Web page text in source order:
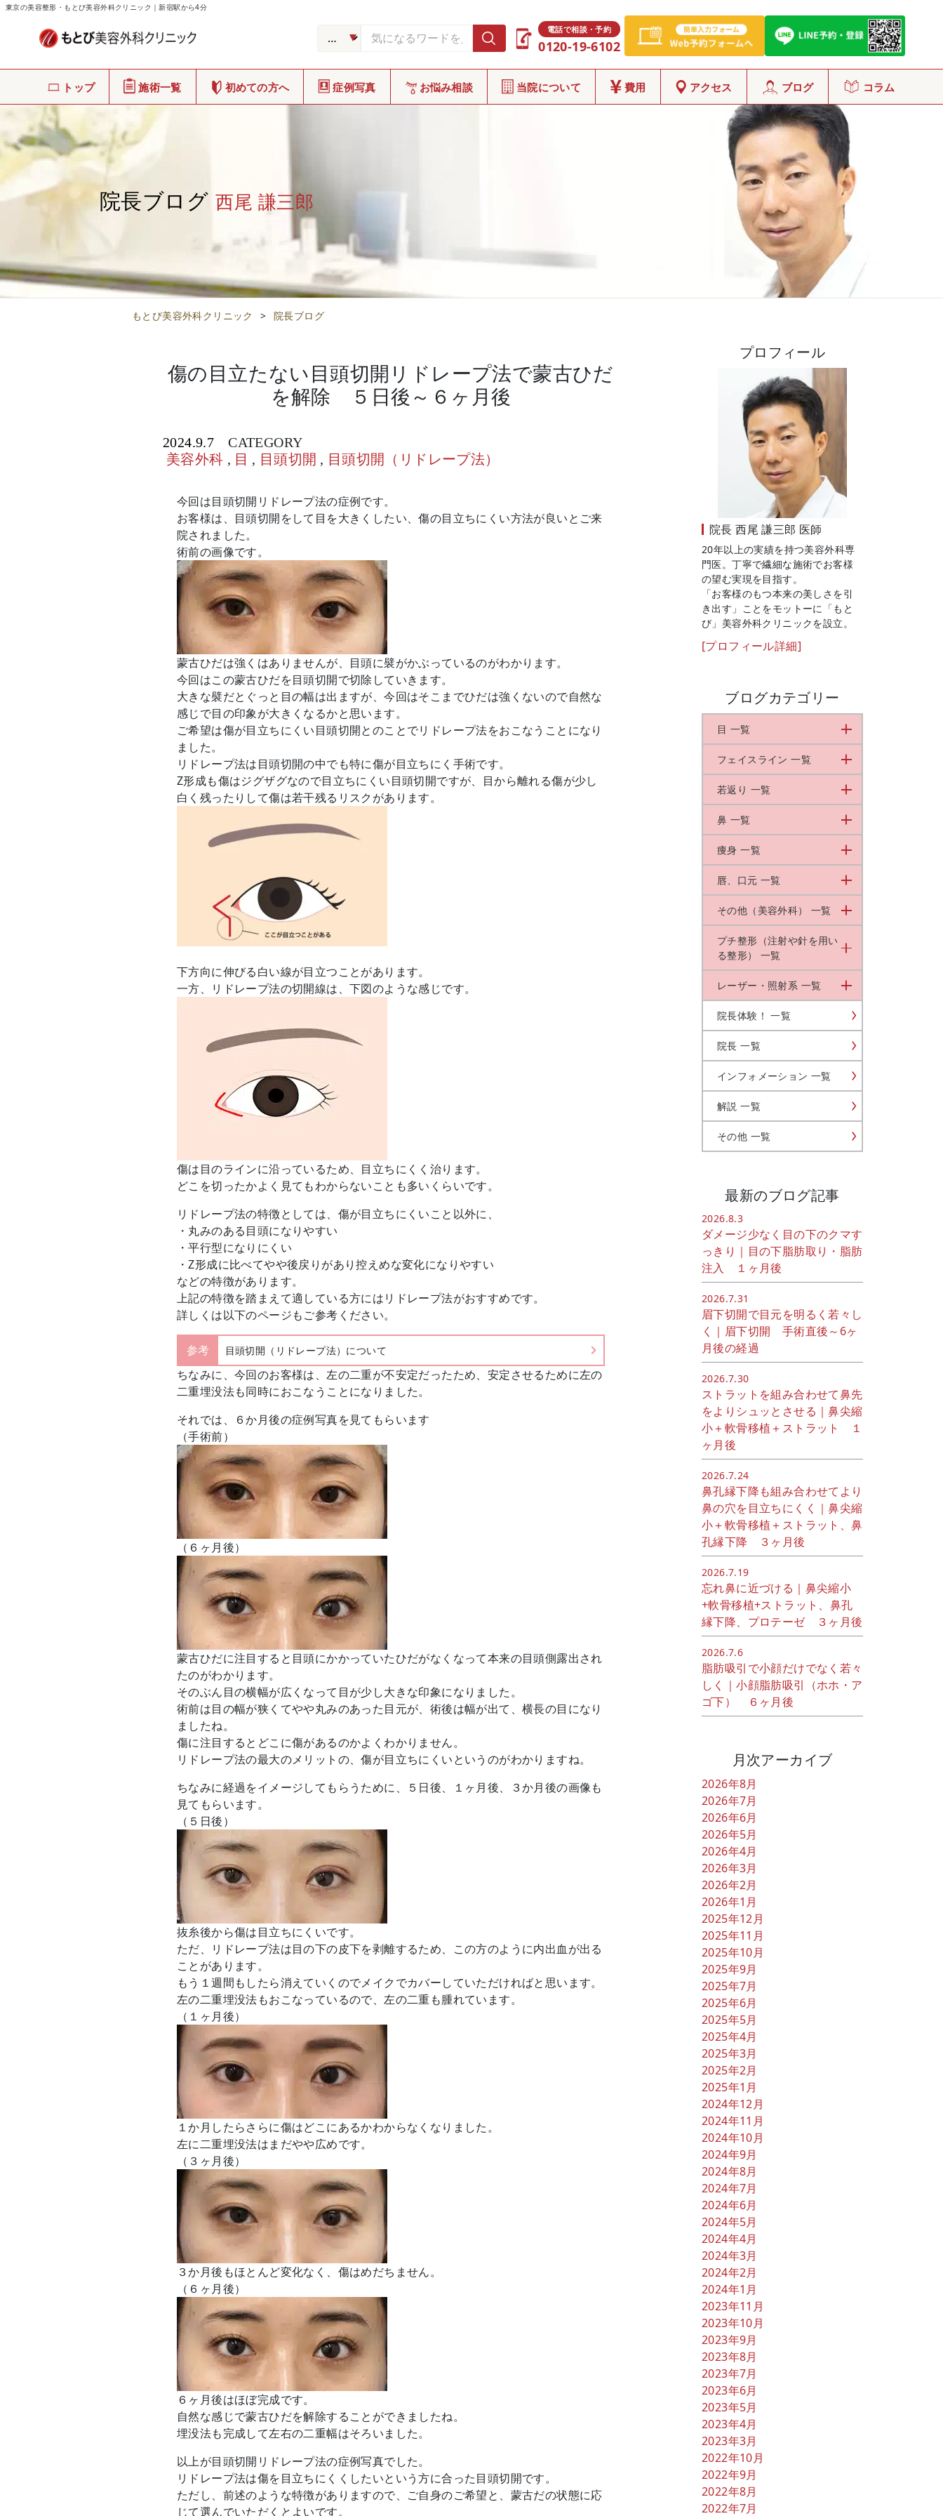
東京の美容整形・もとび美容外科クリニック｜新宿駅から4分
電話で相談・予約
0120-19-6102
トップ 施術一覧 初めての方へ 症例写真 お悩み相談 当院について 費用 アクセス ブログ コラム
院長ブログ 西尾 謙三郎
もとび美容外科クリニック > 院長ブログ
傷の目立たない目頭切開リドレープ法で蒙古ひだ
を解除 ５日後～６ヶ月後
2024.9.7
CATEGORY
美容外科 , 目 , 目頭切開 , 目頭切開（リドレープ法）
今回は目頭切開リドレープ法の症例です。
お客様は、目頭切開をして目を大きくしたい、傷の目立ちにくい方法が良いとご来
院されました。
術前の画像です。
蒙古ひだは強くはありませんが、目頭に襞がかぶっているのがわかります。
今回はこの蒙古ひだを目頭切開で切除していきます。
大きな襞だとぐっと目の幅は出ますが、今回はそこまでひだは強くないので自然な
感じで目の印象が大きくなるかと思います。
ご希望は傷が目立ちにくい目頭切開とのことでリドレープ法をおこなうことになり
ました。
リドレープ法は目頭切開の中でも特に傷が目立ちにく手術です。
Z形成も傷はジグザグなので目立ちにくい目頭切開ですが、目から離れる傷が少し
白く残ったりして傷は若干残るリスクがあります。
下方向に伸びる白い線が目立つことがあります。
一方、リドレープ法の切開線は、下図のような感じです。
傷は目のラインに沿っているため、目立ちにくく治ります。
どこを切ったかよく見てもわからないことも多いくらいです。
リドレープ法の特徴としては、傷が目立ちにくいこと以外に、
・丸みのある目頭になりやすい
・平行型になりにくい
・Z形成に比べてやや後戻りがあり控えめな変化になりやすい
などの特徴があります。
上記の特徴を踏まえて適している方にはリドレープ法がおすすめです。
詳しくは以下のページもご参考ください。
参考 目頭切開（リドレープ法）について
ちなみに、今回のお客様は、左の二重が不安定だったため、安定させるために左の
二重埋没法も同時におこなうことになりました。
それでは、６か月後の症例写真を見てもらいます
（手術前）
（６ヶ月後）
蒙古ひだに注目すると目頭にかかっていたひだがなくなって本来の目頭側露出され
たのがわかります。
そのぶん目の横幅が広くなって目が少し大きな印象になりました。
術前は目の幅が狭くてやや丸みのあった目元が、術後は幅が出て、横長の目になり
ましたね。
傷に注目するとどこに傷があるのかよくわかりません。
リドレープ法の最大のメリットの、傷が目立ちにくいというのがわかりますね。
ちなみに経過をイメージしてもらうために、５日後、１ヶ月後、３か月後の画像も
見てもらいます。
（５日後）
抜糸後から傷は目立ちにくいです。
ただ、リドレープ法は目の下の皮下を剥離するため、この方のように内出血が出る
ことがあります。
もう１週間もしたら消えていくのでメイクでカバーしていただければと思います。
左の二重埋没法もおこなっているので、左の二重も腫れています。
（１ヶ月後）
１か月したらさらに傷はどこにあるかわからなくなりました。
左に二重埋没法はまだやや広めです。
（３ヶ月後）
３か月後もほとんど変化なく、傷はめだちません。
（６ヶ月後）
６ヶ月後はほぼ完成です。
自然な感じで蒙古ひだを解除することができましたね。
埋没法も完成して左右の二重幅はそろいました。
以上が目頭切開リドレープ法の症例写真でした。
リドレープ法は傷を目立ちにくくしたいという方に合った目頭切開です。
ただし、前述のような特徴がありますので、ご自身のご希望と、蒙古だの状態に応
じて選んでいただくとよいです。
プロフィール
院長 西尾 謙三郎 医師
20年以上の実績を持つ美容外科専
門医。丁寧で繊細な施術でお客様
の望む実現を目指す。
「お客様のもつ本来の美しさを引
き出す」ことをモットーに「もと
び」美容外科クリニックを設立。
[プロフィール詳細]
ブログカテゴリー
目 一覧
フェイスライン 一覧
若返り 一覧
鼻 一覧
痩身 一覧
唇、口元 一覧
その他（美容外科） 一覧
プチ整形（注射や針を用い
る整形） 一覧
レーザー・照射系 一覧
院長体験！ 一覧
院長 一覧
インフォメーション 一覧
解説 一覧
その他 一覧
最新のブログ記事
2026.8.3
ダメージ少なく目の下のクマす
っきり｜目の下脂肪取り・脂肪
注入 １ヶ月後
2026.7.31
眉下切開で目元を明るく若々し
く｜眉下切開 手術直後～6ヶ
月後の経過
2026.7.30
ストラットを組み合わせて鼻先
をよりシュッとさせる｜鼻尖縮
小＋軟骨移植＋ストラット １
ヶ月後
2026.7.24
鼻孔縁下降も組み合わせてより
鼻の穴を目立ちにくく｜鼻尖縮
小＋軟骨移植＋ストラット、鼻
孔縁下降 ３ヶ月後
2026.7.19
忘れ鼻に近づける｜鼻尖縮小
+軟骨移植+ストラット、鼻孔
縁下降、プロテーゼ ３ヶ月後
2026.7.6
脂肪吸引で小顔だけでなく若々
しく｜小顔脂肪吸引（ホホ・ア
ゴ下） ６ヶ月後
月次アーカイブ
2026年8月
2026年7月
2026年6月
2026年5月
2026年4月
2026年3月
2026年2月
2026年1月
2025年12月
2025年11月
2025年10月
2025年9月
2025年7月
2025年6月
2025年5月
2025年4月
2025年3月
2025年2月
2025年1月
2024年12月
2024年11月
2024年10月
2024年9月
2024年8月
2024年7月
2024年6月
2024年5月
2024年4月
2024年3月
2024年2月
2024年1月
2023年11月
2023年10月
2023年9月
2023年8月
2023年7月
2023年6月
2023年5月
2023年4月
2023年3月
2022年10月
2022年9月
2022年8月
2022年7月